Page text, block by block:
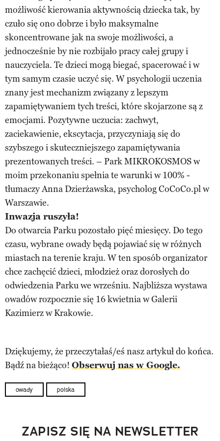
możliwość kierowania aktywnością dziecka tak, by
czuło się ono dobrze i było maksymalne
skoncentrowane jak na swoje możliwości, a
jednocześnie by nie rozbijało pracy całej grupy i
nauczyciela. Te dzieci mogą biegać, spacerować i w
tym samym czasie uczyć się. W psychologii uczenia
znany jest mechanizm związany z lepszym
zapamiętywaniem tych treści, które skojarzone są z
emocjami. Pozytywne uczucia: zachwyt,
zaciekawienie, ekscytacja, przyczyniają się do
szybszego i skuteczniejszego zapamiętywania
prezentowanych treści. – Park MIKROKOSMOS w
moim przekonaniu spełnia te warunki w 100% -
tłumaczy Anna Dzierżawska, psycholog CoCoCo.pl w
Warszawie.
Inwazja ruszyła!
Do otwarcia Parku pozostało pięć miesięcy. Do tego
czasu, wybrane owady będą pojawiać się w różnych
miastach na terenie kraju. W ten sposób organizator
chce zachęcić dzieci, młodzież oraz dorosłych do
odwiedzenia Parku we wrześniu. Najbliższa wystawa
owadów rozpocznie się 16 kwietnia w Galerii
Kazimierz w Krakowie.
Dziękujemy, że przeczytałaś/eś nasz artykuł do końca.
Bądź na bieżąco! Obserwuj nas w Google.
owady polska
ZAPISZ SIĘ NA NEWSLETTER